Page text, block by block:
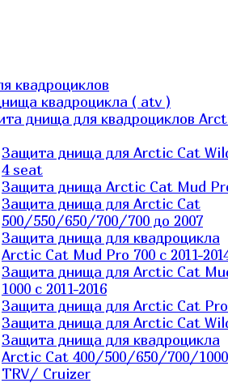
квадроциклов
квадроцикла ( atv )
днища для квадроциклов
Защита днища для Arctic Cat
4 seat
Защита днища Arctic Cat Mud
Защита днища для Arctic Cat
500/550/650/700/700 до 2007
Защита днища для квадроцикла
Arctic Cat Mud Pro 700 с 2011-
Защита днища для Arctic Cat
1000 c 2011-2016
Защита днища для Arctic Cat
Защита днища для Arctic Cat
Защита днища для квадроцикла
Arctic Cat 400/500/650/700/1000
TRV/ Cruizer